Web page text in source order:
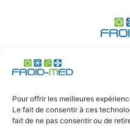
Pour offrir les meilleures
Le fait de consentir à ces
fait de ne pas consentir ou de
Expert du génie
chaufferie - tertiaire et